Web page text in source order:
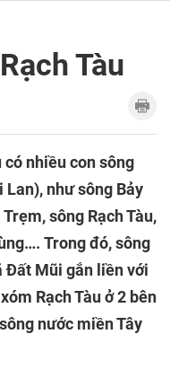
Tàu
nhiều con sông
như sông Bảy
sông Rạch Tàu,
Trong đó, sông
Đất Mũi gắn liền với
Rạch Tàu ở 2 bên
nước miền Tây